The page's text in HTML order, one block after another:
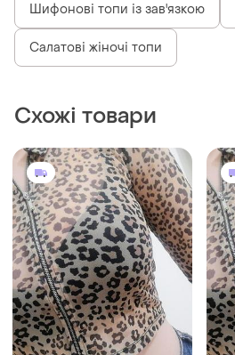
Шифонові топи із зав'язкою
Салатові жіночі топи
Схожі товари